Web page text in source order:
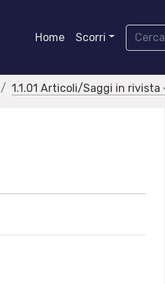
Home Scorri
1.1.01 Articoli/Saggi in